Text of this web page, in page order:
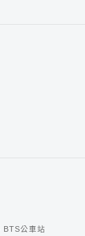
BTS公車站